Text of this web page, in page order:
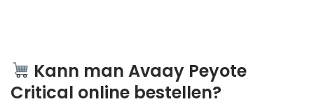
Kann man Avaay Peyote
Critical online bestellen?